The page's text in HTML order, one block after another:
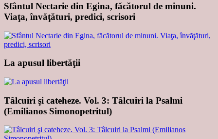
Sfântul Nectarie din Egina, făcătorul de minuni.
Viaţa, învăţături, predici, scrisori
La apusul libertăţii
Tâlcuiri şi cateheze. Vol. 3: Tâlcuiri la Psalmi
(Emilianos Simonopetritul)